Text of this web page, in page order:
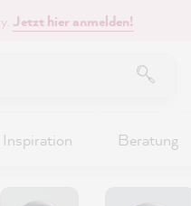
Jetzt hier anmelden!
Inspiration Beratung